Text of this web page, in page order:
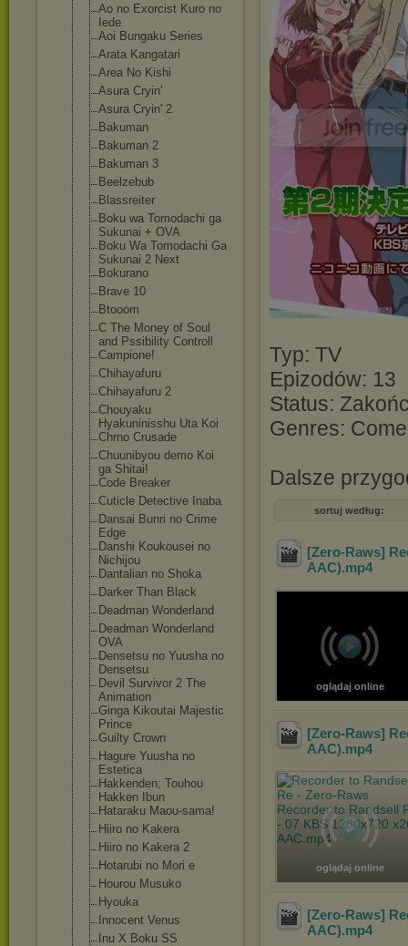
Ao no Exorcist Kuro no
Iede
Aoi Bungaku Series
Arata Kangatari
Area No Kishi
Asura Cryin'
Asura Cryin' 2
Bakuman
Bakuman 2
Bakuman 3
Beelzebub
Blassreiter
Boku wa Tomodachi ga
Sukunai + OVA
Boku Wa Tomodachi Ga
Sukunai 2 Next
Bokurano
Brave 10
Btooom
C The Money of Soul
and Pssibility Controll
Campione!
Chihayafuru
Chihayafuru 2
Chouyaku
Hyakuninisshu Uta Koi
Chrno Crusade
Chuunibyou demo Koi
ga Shitai!
Code Breaker
Cuticle Detective Inaba
Dansai Bunri no Crime
Edge
Danshi Koukousei no
Nichijou
Dantalian no Shoka
Darker Than Black
Deadman Wonderland
Deadman Wonderland
OVA
Densetsu no Yuusha no
Densetsu
Devil Survivor 2 The
Animation
Ginga Kikoutai Majestic
Prince
Guilty Crown
Hagure Yuusha no
Estetica
Hakkenden; Touhou
Hakken Ibun
Hataraku Maou-sama!
Hiiro no Kakera
Hiiro no Kakera 2
Hotarubi no Mori e
Hourou Musuko
Hyouka
Innocent Venus
Inu X Boku SS
Typ: TV
Epizodów: 13
Status:
Genres:
Dalsze
sortuj według:
[Zero-Raws]
AAC).mp4
oglądaj online
[Zero-Raws]
AAC).mp4
oglądaj online
[Zero-Raws]
AAC).mp4